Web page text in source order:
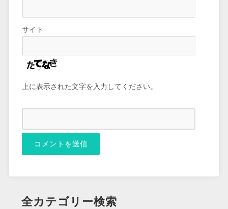
サイト
上に表示された文字を入力してください。
全カテゴリー検索